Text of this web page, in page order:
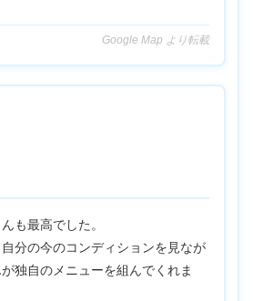
Google Map より転載
も最高でした。
分の今のコンディションを見なが
独自のメニューを組んでくれま